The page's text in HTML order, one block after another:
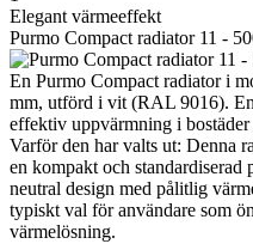
Elegant värmeeffekt
Purmo Compact radiator 11 -
En Purmo Compact radiator i
mm, utförd i vit (RAL 9016).
effektiv uppvärmning i
Varför den har valts ut: Denna
en kompakt och standardiserad
neutral design med pålitlig
typiskt val för användare som
värmelösning.